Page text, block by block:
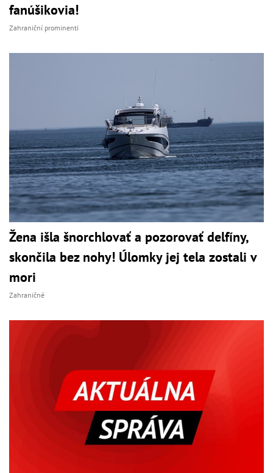
fanúšikovia!
Zahraniční prominenti
Žena išla šnorchlovať a pozorovať delfíny,
skončila bez nohy! Úlomky jej tela zostali v
mori
Zahraničné